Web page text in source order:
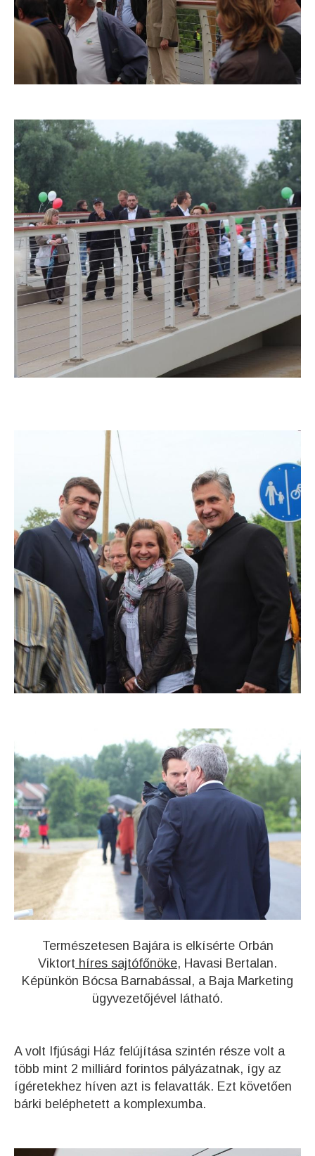
Természetesen Bajára is elkísérte Orbán
Viktort híres sajtófőnöke, Havasi Bertalan.
Képünkön Bócsa Barnabással, a Baja Marketing
ügyvezetőjével látható.
A volt Ifjúsági Ház felújítása szintén része volt a
több mint 2 milliárd forintos pályázatnak, így az
ígéretekhez híven azt is felavatták. Ezt követően
bárki beléphetett a komplexumba.